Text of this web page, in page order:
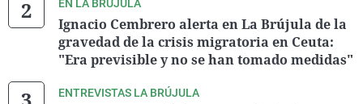
EN LA BRÚJULA
Ignacio Cembrero alerta en La Brújula de la
gravedad de la crisis migratoria en Ceuta:
"Era previsible y no se han tomado medidas"
ENTREVISTAS LA BRÚJULA